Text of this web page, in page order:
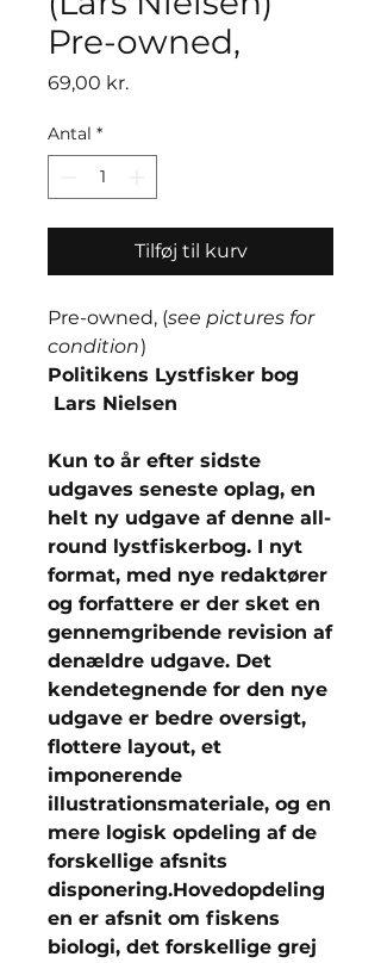
Pre-owned,
69,00 kr.Pris
Antal *
Tilføj til kurv
Pre-owned, (see pictures for
condition)
Politikens Lystfisker bog
Lars Nielsen
Kun to år efter sidste
udgaves seneste oplag, en
helt ny udgave af denne all-
round lystfiskerbog. I nyt
format, med nye redaktører
og forfattere er der sket en
gennemgribende revision af
denældre udgave. Det
kendetegnende for den nye
udgave er bedre oversigt,
flottere layout, et
imponerende
illustrationsmateriale, og en
mere logisk opdeling af de
forskellige afsnits
disponering.Hovedopdeling
en er afsnit om fiskens
biologi, det forskellige grej